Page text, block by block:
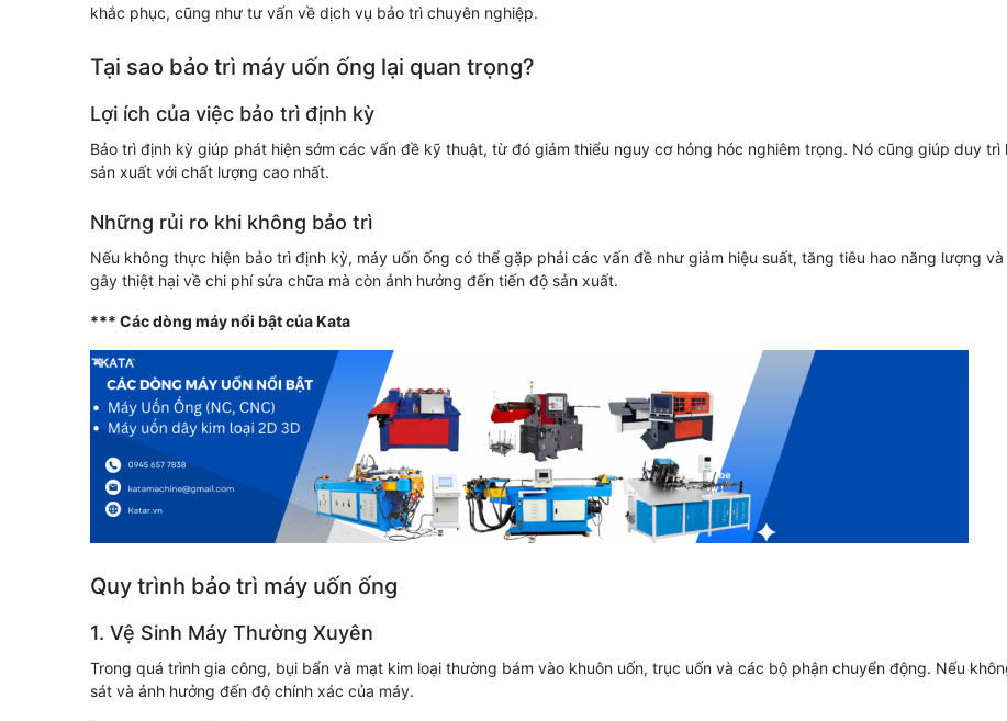
khắc phục, cũng như tư vấn về dịch vụ bảo trì chuyên nghiệp.
Tại sao bảo trì máy uốn ống lại quan trọng?
Lợi ích của việc bảo trì định kỳ
Bảo trì định kỳ giúp phát hiện sớm các vấn đề kỹ thuật, từ đó giảm thiểu nguy cơ hỏng hóc nghiêm trọng. Nó cũng giúp duy
sản xuất với chất lượng cao nhất.
Những rủi ro khi không bảo trì
Nếu không thực hiện bảo trì định kỳ, máy uốn ống có thể gặp phải các vấn đề như giảm hiệu suất, tăng tiêu hao năng lượng
gây thiệt hại về chi phí sửa chữa mà còn ảnh hưởng đến tiến độ sản xuất.
*** Các dòng máy nổi bật của Kata
Quy trình bảo trì máy uốn ống
1. Vệ Sinh Máy Thường Xuyên
Trong quá trình gia công, bụi bẩn và mạt kim loại thường bám vào khuôn uốn, trục uốn và các bộ phận chuyển động. Nếu
sát và ảnh hưởng đến độ chính xác của máy.